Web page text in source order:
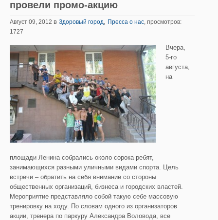
провели промо-акцию
Август 09, 2012 в Здоровый город, Пресса о нас, просмотров:
1727
Вчера,
5-го
августа,
на
площади Ленина собрались около сорока ребят,
занимающихся разными уличными видами спорта. Цель
встречи – обратить на себя внимание со стороны
общественных организаций, бизнеса и городских властей.
Мероприятие представляло собой такую себе массовую
тренировку на ходу. По словам одного из организаторов
акции, тренера по паркуру Александра Воловода, все